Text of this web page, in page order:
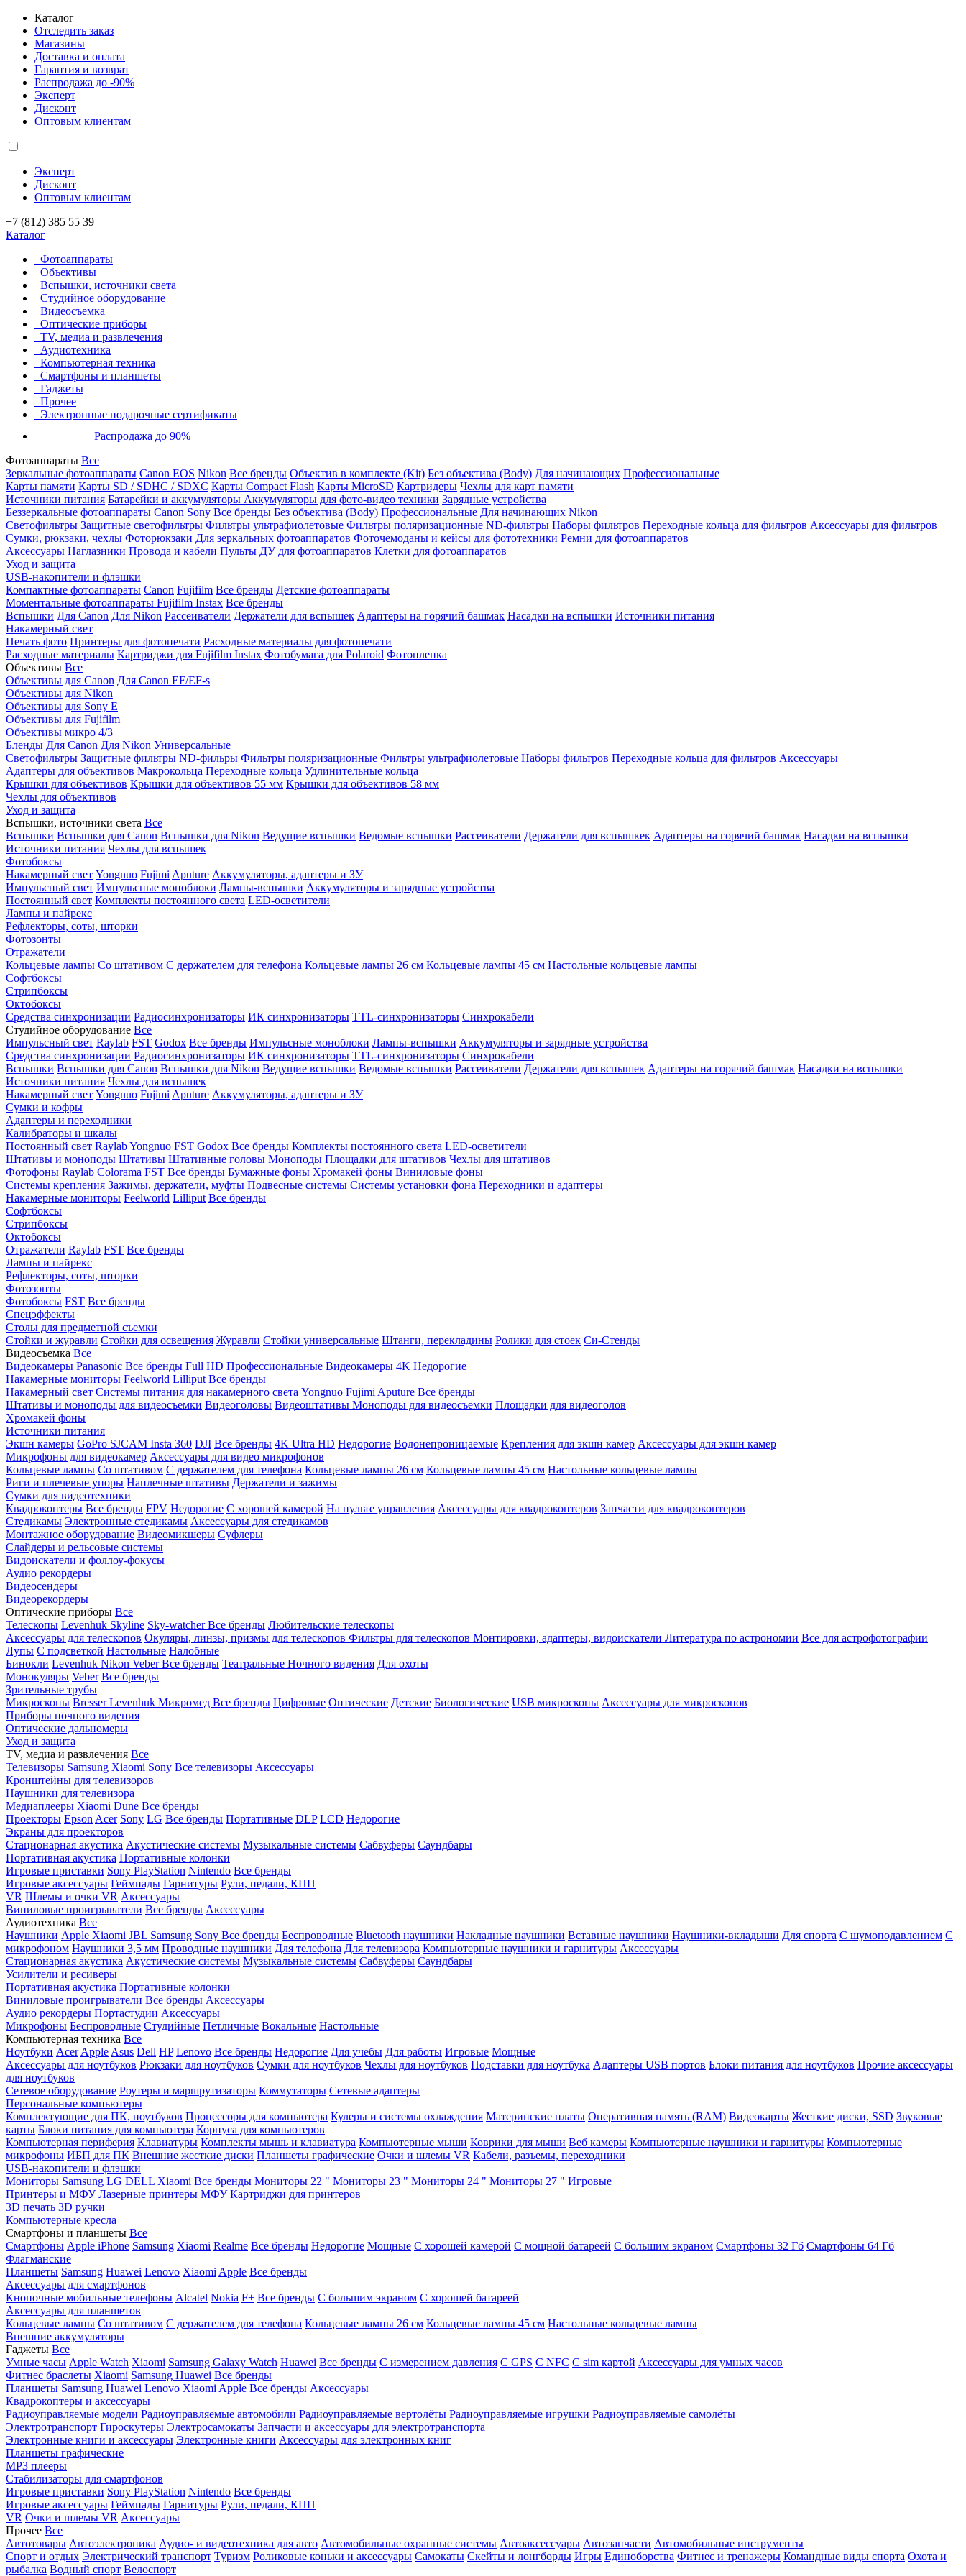
Каталог
Отследить заказ
Магазины
Доставка и оплата
Гарантия и возврат
Распродажа до -90%
Эксперт
Дисконт
Оптовым клиентам
Эксперт
Дисконт
Оптовым клиентам
+7 (812) 385 55 39
Каталог
Фотоаппараты
Объективы
Вспышки, источники света
Студийное оборудование
Видеосъемка
Оптические приборы
TV, медиа и развлечения
Аудиотехника
Компьютерная техника
Смартфоны и планшеты
Гаджеты
Прочее
Электронные подарочные сертификаты
Распродажа до 90%
Фотоаппараты Все
Зеркальные фотоаппараты Canon EOS Nikon Все бренды Объектив в комплекте (Kit) Без объектива (Body) Для начинающих Профессиональные
Карты памяти Карты SD / SDHC / SDXC Карты Compact Flash Карты MicroSD Картридеры Чехлы для карт памяти
Источники питания Батарейки и аккумуляторы Аккумуляторы для фото-видео техники Зарядные устройства
Беззеркальные фотоаппараты Canon Sony Все бренды Без объектива (Body) Профессиональные Для начинающих Nikon
Светофильтры Защитные светофильтры Фильтры ультрафиолетовые Фильтры поляризационные ND-фильтры Наборы фильтров Переходные кольца для фильтров Аксессуары для фильтров
Сумки, рюкзаки, чехлы Фоторюкзаки Для зеркальных фотоаппаратов Фоточемоданы и кейсы для фототехники Ремни для фотоаппаратов
Аксессуары Наглазники Провода и кабели Пульты ДУ для фотоаппаратов Клетки для фотоаппаратов
Уход и защита
USB-накопители и флэшки
Компактные фотоаппараты Canon Fujifilm Все бренды Детские фотоаппараты
Моментальные фотоаппараты Fujifilm Instax Все бренды
Вспышки Для Canon Для Nikon Рассеиватели Держатели для вспышек Адаптеры на горячий башмак Насадки на вспышки Источники питания
Накамерный свет
Печать фото Принтеры для фотопечати Расходные материалы для фотопечати
Расходные материалы Картриджи для Fujifilm Instax Фотобумага для Polaroid Фотопленка
Объективы Все
Объективы для Canon Для Canon EF/EF-s
Объективы для Nikon
Объективы для Sony E
Объективы для Fujifilm
Объективы микро 4/3
Бленды Для Canon Для Nikon Универсальные
Светофильтры Защитные фильтры ND-фильры Фильтры поляризационные Фильтры ультрафиолетовые Наборы фильтров Переходные кольца для фильтров Аксессуары
Адаптеры для объективов Макрокольца Переходные кольца Удлинительные кольца
Крышки для объективов Крышки для объективов 55 мм Крышки для объективов 58 мм
Чехлы для объективов
Уход и защита
Вспышки, источники света Все
Вспышки Вспышки для Canon Вспышки для Nikon Ведущие вспышки Ведомые вспышки Рассеиватели Держатели для вспышкек Адаптеры на горячий башмак Насадки на вспышки
Источники питания Чехлы для вспышек
Фотобоксы
Накамерный свет Yongnuo Fujimi Aputure Аккумуляторы, адаптеры и ЗУ
Импульсный свет Импульсные моноблоки Лампы-вспышки Аккумуляторы и зарядные устройства
Постоянный свет Комплекты постоянного света LED-осветители
Лампы и пайрекс
Рефлекторы, соты, шторки
Фотозонты
Отражатели
Кольцевые лампы Со штативом С держателем для телефона Кольцевые лампы 26 см Кольцевые лампы 45 см Настольные кольцевые лампы
Софтбоксы
Стрипбоксы
Октобоксы
Средства синхронизации Радиосинхронизаторы ИК синхронизаторы TTL-синхронизаторы Синхрокабели
Студийное оборудование Все
Импульсный свет Raylab FST Godox Все бренды Импульсные моноблоки Лампы-вспышки Аккумуляторы и зарядные устройства
Средства синхронизации Радиосинхронизаторы ИК синхронизаторы TTL-синхронизаторы Синхрокабели
Вспышки Вспышки для Canon Вспышки для Nikon Ведущие вспышки Ведомые вспышки Рассеиватели Держатели для вспышек Адаптеры на горячий башмак Насадки на вспышки
Источники питания Чехлы для вспышек
Накамерный свет Yongnuo Fujimi Aputure Аккумуляторы, адаптеры и ЗУ
Сумки и кофры
Адаптеры и переходники
Калибраторы и шкалы
Постоянный свет RaylabYongnuo FST Godox Все бренды Комплекты постоянного света LED-осветители
Штативы и моноподы Штативы Штативные головы Моноподы Площадки для штативов Чехлы для штативов
Фотофоны Raylab Colorama FST Все бренды Бумажные фоны Хромакей фоны Виниловые фоны
Системы крепления Зажимы, держатели, муфты Подвесные системы Системы установки фона Переходники и адаптеры
Накамерные мониторы Feelworld Lilliput Все бренды
Софтбоксы
Стрипбоксы
Октобоксы
Отражатели Raylab FST Все бренды
Лампы и пайрекс
Рефлекторы, соты, шторки
Фотозонты
Фотобоксы FST Все бренды
Спецэффекты
Столы для предметной съемки
Стойки и журавли Стойки для освещения Журавли Стойки универсальные Штанги, перекладины Ролики для стоек Си-Стенды
Видеосъемка Все
Видеокамеры Panasonic Все бренды Full HD Профессиональные Видеокамеры 4K Недорогие
Накамерные мониторы Feelworld Lilliput Все бренды
Накамерный свет Системы питания для накамерного света Yongnuo Fujimi Aputure Все бренды
Штативы и моноподы для видеосъемки Видеоголовы Видеоштативы Моноподы для видеосъемки Площадки для видеоголов
Хромакей фоны
Источники питания
Экшн камеры GoPro SJCAM Insta 360 DJI Все бренды 4K Ultra HD Недорогие Водонепроницаемые Крепления для экшн камер Аксессуары для экшн камер
Микрофоны для видеокамер Аксессуары для видео микрофонов
Кольцевые лампы Со штативом C держателем для телефона Кольцевые лампы 26 см Кольцевые лампы 45 см Настольные кольцевые лампы
Риги и плечевые упоры Наплечные штативы Держатели и зажимы
Сумки для видеотехники
Квадрокоптеры Все бренды FPV Недорогие С хорошей камерой На пульте управления Аксессуары для квадрокоптеров Запчасти для квадрокоптеров
Стедикамы Электронные стедикамы Аксессуары для стедикамов
Монтажное оборудование Видеомикшеры Суфлеры
Слайдеры и рельсовые системы
Видоискатели и фоллоу-фокусы
Аудио рекордеры
Видеосендеры
Видеорекордеры
Оптические приборы Все
Телескопы Levenhuk Skyline Sky-watcherВсе бренды Любительские телескопы
Аксессуары для телескопов Окуляры, линзы, призмы для телескопов Фильтры для телескопов Монтировки, адаптеры, видоискатели Литература по астрономии Все для астрофотографии
Лупы С подсветкой Настольные Налобные
Бинокли Levenhuk Nikon VeberВсе бренды Театральные Ночного видения Для охоты
Монокуляры Veber Все бренды
Зрительные трубы
Микроскопы BresserLevenhuk Микромед Все бренды Цифровые Оптические Детские Биологические USB микроскопы Аксессуары для микроскопов
Приборы ночного видения
Оптические дальномеры
Уход и защита
TV, медиа и развлечения Все
Телевизоры Samsung Xiaomi Sony Все телевизоры Аксессуары
Кронштейны для телевизоров
Наушники для телевизора
Медиаплееры Xiaomi Dune Все бренды
Проекторы Epson Acer Sony LG Все бренды Портативные DLP LCD Недорогие
Экраны для проекторов
Стационарная акустика Акустические системы Музыкальные системы Сабвуферы Саундбары
Портативная акустика Портативные колонки
Игровые приставки Sony PlayStation Nintendo Все бренды
Игровые аксессуары Геймпады Гарнитуры Рули, педали, КПП
VR Шлемы и очки VR Аксессуары
Виниловые проигрыватели Все бренды Аксессуары
Аудиотехника Все
Наушники Apple Xiaomi JBL Samsung Sony Все бренды Беспроводные Bluetooth наушники Накладные наушники Вставные наушники Наушники-вкладыши Для спорта С шумоподавлением С
микрофоном Наушники 3,5 мм Проводные наушники Для телефона Для телевизора Компьютерные наушники и гарнитуры Аксессуары
Стационарная акустика Акустические системы Музыкальные системы Сабвуферы Саундбары
Усилители и ресиверы
Портативная акустика Портативные колонки
Виниловые проигрыватели Все бренды Аксессуары
Аудио рекордеры Портастудии Аксессуары
Микрофоны Беспроводные Студийные Петличные Вокальные Настольные
Компьютерная техника Все
Ноутбуки Acer Apple Asus Dell HP Lenovo Все бренды Недорогие Для учебы Для работы Игровые Мощные
Аксессуары для ноутбуков Рюкзаки для ноутбуков Сумки для ноутбуков Чехлы для ноутбуков Подставки для ноутбука Адаптеры USB портов Блоки питания для ноутбуков Прочие аксессуары
для ноутбуков
Сетевое оборудование Роутеры и маршрутизаторы Коммутаторы Сетевые адаптеры
Персональные компьютеры
Комплектующие для ПК, ноутбуков Процессоры для компьютера Кулеры и системы охлаждения Материнские платы Оперативная память (RAM) Видеокарты Жесткие диски, SSD Звуковые
карты Блоки питания для компьютера Корпуса для компьютеров
Компьютерная периферия Клавиатуры Комплекты мышь и клавиатура Компьютерные мыши Коврики для мыши Веб камеры Компьютерные наушники и гарнитуры Компьютерные
микрофоны ИБП для ПК Внешние жесткие диски Планшеты графические Очки и шлемы VR Кабели, разъемы, переходники
USB-накопители и флэшки
Мониторы Samsung LG DELL Xiaomi Все бренды Мониторы 22 " Мониторы 23 " Мониторы 24 " Мониторы 27 " Игровые
Принтеры и МФУ Лазерные принтеры МФУ Картриджи для принтеров
3D печать 3D ручки
Компьютерные кресла
Смартфоны и планшеты Все
Смартфоны Apple iPhone Samsung Xiaomi Realme Все бренды Недорогие Мощные С хорошей камерой С мощной батареей С большим экраном Смартфоны 32 Гб Смартфоны 64 Гб
Флагманские
Планшеты Samsung Huawei Lenovo Xiaomi Apple Все бренды
Аксессуары для смартфонов
Кнопочные мобильные телефоны Alcatel Nokia F+ Все бренды С большим экраном С хорошей батареей
Аксессуары для планшетов
Кольцевые лампы Со штативом C держателем для телефона Кольцевые лампы 26 см Кольцевые лампы 45 см Настольные кольцевые лампы
Внешние аккумуляторы
Гаджеты Все
Умные часы Apple Watch Xiaomi Samsung Galaxy Watch Huawei Все бренды C измерением давления C GPS C NFC C sim картой Аксессуары для умных часов
Фитнес браслеты Xiaomi Samsung Huawei Все бренды
Планшеты Samsung Huawei Lenovo Xiaomi Apple Все бренды Аксессуары
Квадрокоптеры и аксессуары
Радиоуправляемые модели Радиоуправляемые автомобили Радиоуправляемые вертолёты Радиоуправляемые игрушки Радиоуправляемые самолёты
Электротранспорт Гироскутеры Электросамокаты Запчасти и аксессуары для электротранспорта
Электронные книги и аксессуары Электронные книги Аксессуары для электронных книг
Планшеты графические
MP3 плееры
Стабилизаторы для смартфонов
Игровые приставки Sony PlayStation Nintendo Все бренды
Игровые аксессуары Геймпады Гарнитуры Рули, педали, КПП
VR Очки и шлемы VR Аксессуары
Прочее Все
Автотовары Автоэлектроника Аудио- и видеотехника для авто Автомобильные охранные системы Автоаксессуары Автозапчасти Автомобильные инструменты
Спорт и отдых Электрический транспорт Туризм Роликовые коньки и аксессуары Самокаты Скейты и лонгборды Игры Единоборства Фитнес и тренажеры Командные виды спорта Охота и
рыбалка Водный спорт Велоспорт